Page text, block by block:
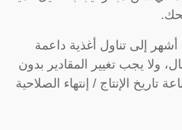
يحتاج الرضع الأكبر من 6 أشهر إلى تناول أغذية داعمة
ولا يجب تغيير المقادير بدون
تاريخ الإنتاج / إنتهاء الصلاحية